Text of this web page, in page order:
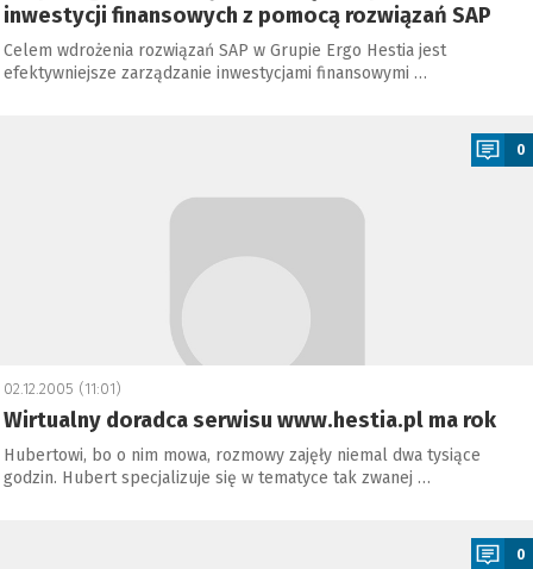
inwestycji finansowych z pomocą rozwiązań SAP
Celem wdrożenia rozwiązań SAP w Grupie Ergo Hestia jest
efektywniejsze zarządzanie inwestycjami finansowymi …
0
02.12.2005 (11:01)
Wirtualny doradca serwisu www.hestia.pl ma rok
Hubertowi, bo o nim mowa, rozmowy zajęły niemal dwa tysiące
godzin. Hubert specjalizuje się w tematyce tak zwanej …
0